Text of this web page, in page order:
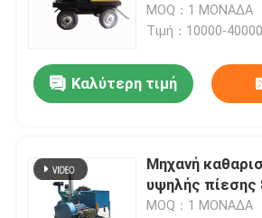
Σχετικά με εμάς
Επισκεψή εργοστασίου
Επικοινωνήστε μαζί μας
υδρο
συγκεκριμένος
MOQ：1 ΜΟΝΑΔΑ
Τιμή：10000-
Καλύτερη τιμή
Μηχανή
υψηλής πίεσης
MOQ：1 ΜΟΝΑΔΑ